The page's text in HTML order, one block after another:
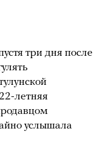
три дня после
летняя
услышала